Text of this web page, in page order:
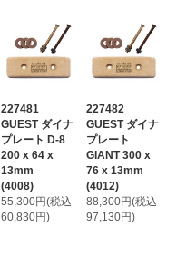
227481
GUEST ダイナ
プレート D-8
200 x 64 x
13mm
(4008)
55,300円(税込
60,830円)
227482
GUEST ダイナ
プレート
GIANT 300 x
76 x 13mm
(4012)
88,300円(税込
97,130円)